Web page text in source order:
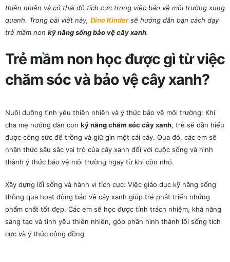
thiên nhiên và có thái độ tích cực trong việc bảo vệ môi trường xung
quanh. Trong bài viết này, Dino Kindersẽ hướng dẫn bạn cách dạy
trẻ mầm non kỹ năng sống bảo vệ cây xanh.
Trẻ mầm non học được gì từ việc
chăm sóc và bảo vệ cây xanh?
Nuôi dưỡng tình yêu thiên nhiên và ý thức bảo vệ môi trường: Khi
cha mẹ hướng dẫn con kỹ năng chăm sóc cây xanh, trẻ sẽ dần hiểu
được công sức để trồng và giữ gìn một cái cây. Qua đó, các em sẽ
nhận thức sâu sắc vai trò của cây xanh đối với cuộc sống và hình
thành ý thức bảo vệ môi trường ngay từ khi còn nhỏ.
Xây dựng lối sống và hành vi tích cực: Việc giáo dục kỹ năng sống
thông qua hoạt động bảo vệ cây xanh giúp trẻ phát triển những
phẩm chất tốt đẹp. Các em sẽ học được tính trách nhiệm, khả năng
sáng tạo và tình yêu thiên nhiên, góp phần hình thành lối sống tích
cực và ý thức cộng đồng.